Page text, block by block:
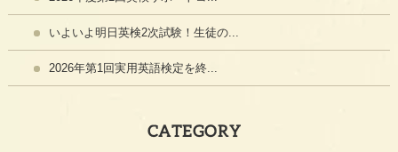
いよいよ明日英検2次試験！生徒の...
2026年第1回実用英語検定を終...
CATEGORY